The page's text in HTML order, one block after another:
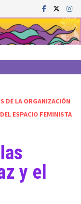
DE LA ORGANIZACIÓN
ESPACIO FEMINISTA
y el